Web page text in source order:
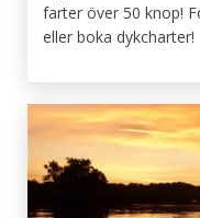
farter över 50 knop!
eller boka dykcharter!